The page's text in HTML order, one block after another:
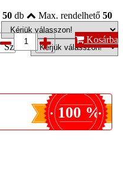
Szín*:
50 db Max. rendelhető 50
Kosárba
100 %